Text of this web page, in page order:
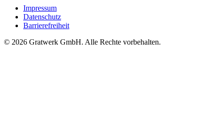
Impressum
Datenschutz
Barrierefreiheit
© 2026 Gratwerk GmbH. Alle Rechte vorbehalten.